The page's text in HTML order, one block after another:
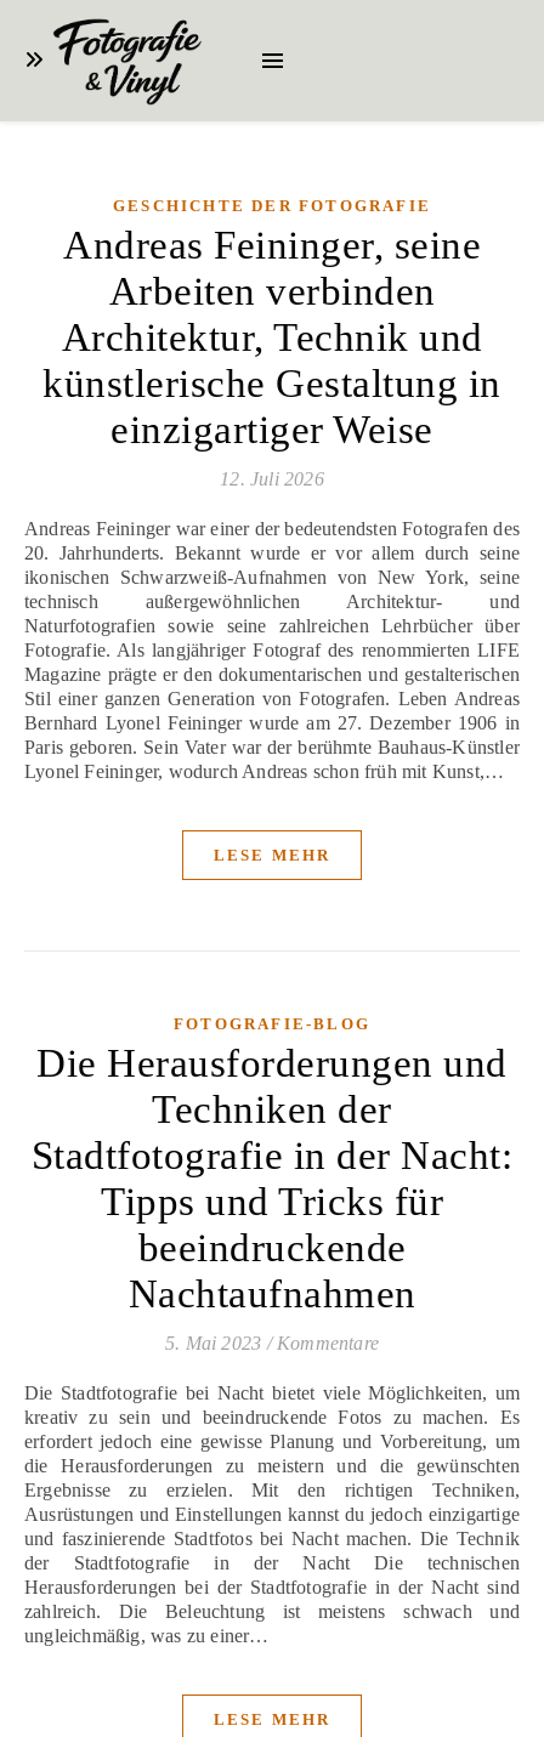
GESCHICHTE DER FOTOGRAFIE
Andreas Feininger, seine
Arbeiten verbinden
Architektur, Technik und
künstlerische Gestaltung in
einzigartiger Weise
12. Juli 2026
Andreas Feininger war einer der bedeutendsten Fotografen des
20. Jahrhunderts. Bekannt wurde er vor allem durch seine
ikonischen Schwarzweiß-Aufnahmen von New York, seine
technisch außergewöhnlichen Architektur- und
Naturfotografien sowie seine zahlreichen Lehrbücher über
Fotografie. Als langjähriger Fotograf des renommierten LIFE
Magazine prägte er den dokumentarischen und gestalterischen
Stil einer ganzen Generation von Fotografen. Leben Andreas
Bernhard Lyonel Feininger wurde am 27. Dezember 1906 in
Paris geboren. Sein Vater war der berühmte Bauhaus-Künstler
Lyonel Feininger, wodurch Andreas schon früh mit Kunst,…
LESE MEHR
FOTOGRAFIE-BLOG
Die Herausforderungen und
Techniken der
Stadtfotografie in der Nacht:
Tipps und Tricks für
beeindruckende
Nachtaufnahmen
5. Mai 2023 / Kommentare
Die Stadtfotografie bei Nacht bietet viele Möglichkeiten, um
kreativ zu sein und beeindruckende Fotos zu machen. Es
erfordert jedoch eine gewisse Planung und Vorbereitung, um
die Herausforderungen zu meistern und die gewünschten
Ergebnisse zu erzielen. Mit den richtigen Techniken,
Ausrüstungen und Einstellungen kannst du jedoch einzigartige
und faszinierende Stadtfotos bei Nacht machen. Die Technik
der Stadtfotografie in der Nacht Die technischen
Herausforderungen bei der Stadtfotografie in der Nacht sind
zahlreich. Die Beleuchtung ist meistens schwach und
ungleichmäßig, was zu einer…
LESE MEHR